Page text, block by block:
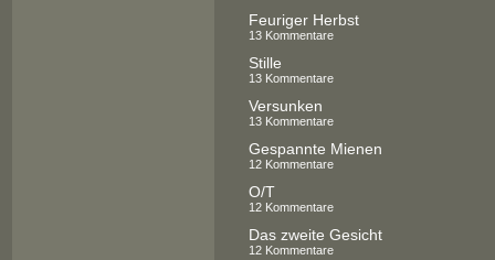
Feuriger Herbst
13 Kommentare
Stille
13 Kommentare
Versunken
13 Kommentare
Gespannte Mienen
12 Kommentare
O/T
12 Kommentare
Das zweite Gesicht
12 Kommentare